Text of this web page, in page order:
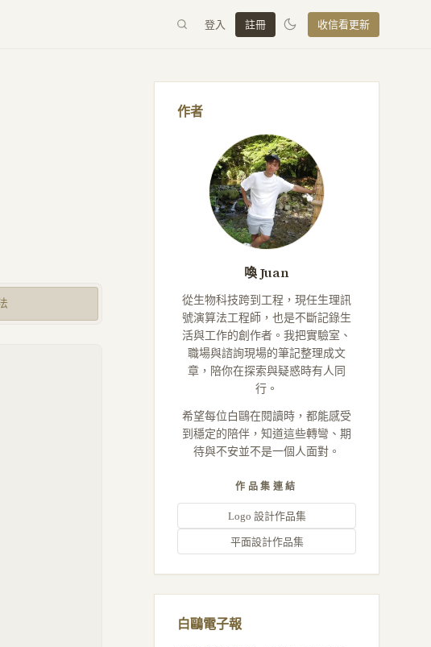
登入 註冊 收信看更新
作者
喚 Juan
從生物科技跨到工程，現任生理訊
號演算法工程師，也是不斷記錄生
活與工作的創作者。我把實驗室、
職場與諮詢現場的筆記整理成文
章，陪你在探索與疑惑時有人同
行。
希望每位白鷗在閱讀時，都能感受
到穩定的陪伴，知道這些轉彎、期
待與不安並不是一個人面對。
作品集連結
Logo 設計作品集
平面設計作品集
白鷗電子報